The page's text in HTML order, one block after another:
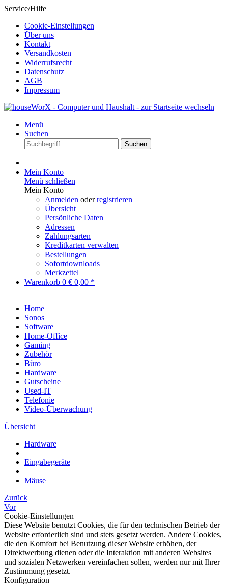
Service/Hilfe
Cookie-Einstellungen
Über uns
Kontakt
Versandkosten
Widerrufsrecht
Datenschutz
AGB
Impressum
Menü
Suchen
Suchen
Mein Konto
Menü schließen
Mein Konto
Anmelden oderregistrieren
Übersicht
Persönliche Daten
Adressen
Zahlungsarten
Kreditkarten verwalten
Bestellungen
Sofortdownloads
Merkzettel
Warenkorb 0 € 0,00 *
Home
Sonos
Software
Home-Office
Gaming
Zubehör
Büro
Hardware
Gutscheine
Used-IT
Telefonie
Video-Überwachung
Übersicht
Hardware
Eingabegeräte
Mäuse
Zurück
Vor
Cookie-Einstellungen
Diese Website benutzt Cookies, die für den technischen Betrieb der
Website erforderlich sind und stets gesetzt werden. Andere Cookies,
die den Komfort bei Benutzung dieser Website erhöhen, der
Direktwerbung dienen oder die Interaktion mit anderen Websites
und sozialen Netzwerken vereinfachen sollen, werden nur mit Ihrer
Zustimmung gesetzt.
Konfiguration